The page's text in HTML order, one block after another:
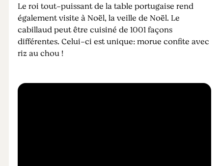
Le roi tout-puissant de la table portugaise rend
également visite à Noël, la veille de Noël. Le
cabillaud peut être cuisiné de 1001 façons
différentes. Celui-ci est unique: morue confite avec
riz au chou !